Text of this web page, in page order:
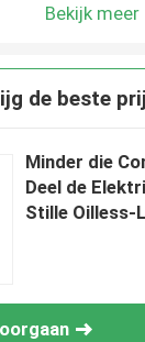
Bekijk meer
de beste
Minder die
Deel de
Stille Oilless-